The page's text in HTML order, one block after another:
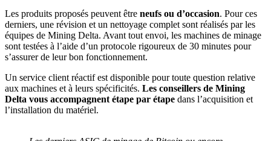
Les produits proposés peuvent être neufs ou d’occasion. Pour ces
derniers, une révision et un nettoyage complet sont réalisés par les
équipes de Mining Delta. Avant tout envoi, les machines de minage
sont testées à l’aide d’un protocole rigoureux de 30 minutes pour
s’assurer de leur bon fonctionnement.
Un service client réactif est disponible pour toute question relative
aux machines et à leurs spécificités. Les conseillers de Mining
Delta vous accompagnent étape par étape dans l’acquisition et
l’installation du matériel.